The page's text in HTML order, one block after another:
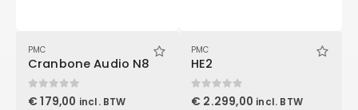
PMC
Cranbone Audio N8
0out of 5
€ 179,00 incl. BTW
PMC
HE2
0out of 5
€ 2.299,00 incl. BTW